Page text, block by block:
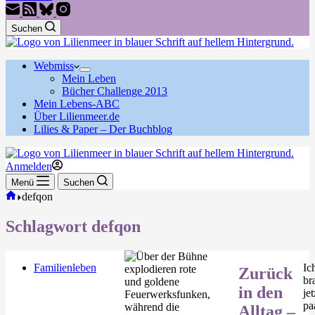
Suchen
Webmiss
Mein Leben
Bücher Challenge 2013
Mein Lebens-ABC
Über Lilienmeer.de
Lilies & Paper – Der Buchblog
Anmelden
Menü Suchen
Start
defqon
Schlagwort defqon
Familienleben
Zurück
in den
Alltag –